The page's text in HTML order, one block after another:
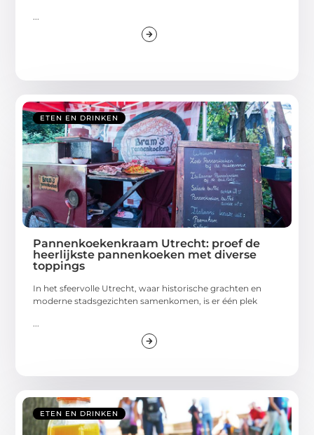
ETEN EN DRINKEN
Pannenkoekenkraam Utrecht: proef de
heerlijkste pannenkoeken met diverse
toppings
In het sfeervolle Utrecht, waar historische grachten en
moderne stadsgezichten samenkomen, is er één plek
...
ETEN EN DRINKEN